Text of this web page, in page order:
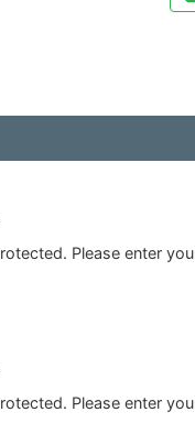
Please enter
Please enter